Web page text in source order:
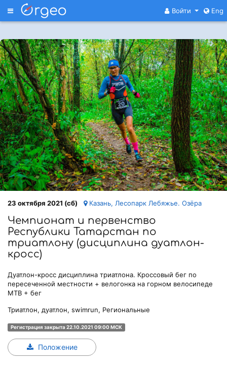
Меню Войти Eng
23 октября 2021 (сб) Казань, Лесопарк Лебяжье. Озёра
Чемпионат и первенство
Республики Татарстан по
триатлону (дисциплина дуатлон-
кросс)
Дуатлон-кросс дисциплина триатлона. Кроссовый бег по
пересеченной местности + велогонка на горном велосипеде
MTB + бег
Триатлон, дуатлон, swimrun, Региональные
Регистрация закрыта 22.10.2021 09:00 МСК
Положение